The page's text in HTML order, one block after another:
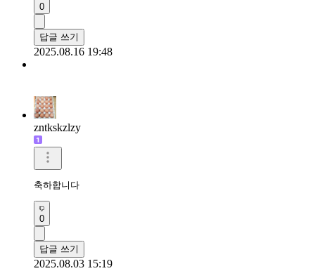
0
답글 쓰기
2025.08.16 19:48
zntkskzlzy
축하합니다
0
답글 쓰기
2025.08.03 15:19